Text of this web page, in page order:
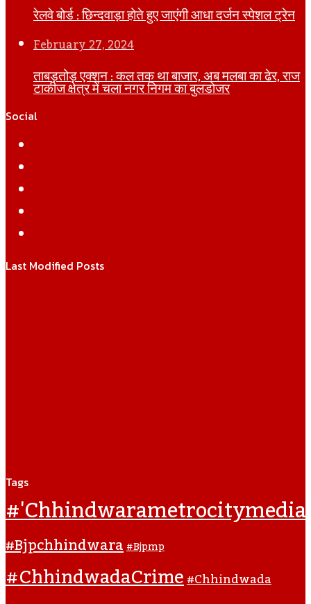
रेलवे बोर्ड : छिन्दवाड़ा होते हुए जाएंगी आधा दर्जन स्पेशल ट्रेन
February 27, 2024
ताबड़तोड़ एक्शन : कल तक था बाजार, अब मलबा का ढेर, राज
टाकीज क्षेत्र में चला नगर निगम का बुलडोजर
Social
Last Modified Posts
Tags
#'chhindwarametrocitymedia
#bjpchhindwara#bjpmp
#ChhindwadaCrime#Chhindwada